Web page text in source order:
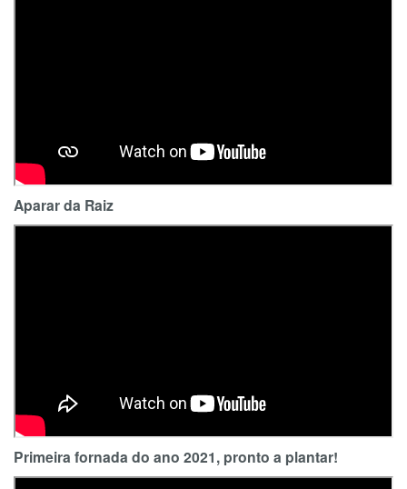
Aparar da Raiz
Primeira fornada do ano 2021, pronto a plantar!